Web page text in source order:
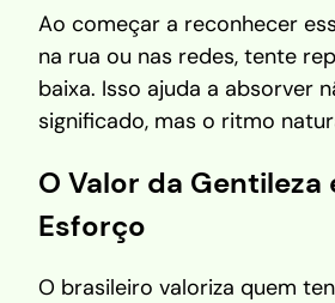
Ao começar a reconhecer
na rua ou nas redes, tente
baixa. Isso ajuda a absorver
significado, mas o ritmo
O Valor da Gentileza
Esforço
O brasileiro valoriza quem